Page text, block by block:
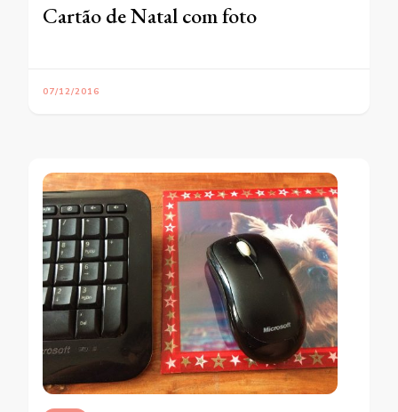
Cartão de Natal com foto
07/12/2016